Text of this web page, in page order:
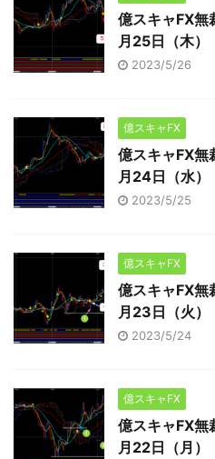
億スキャFX
月25日（木）
2023/5/26
億スキャFX
億スキャFX
月24日（水）
2023/5/25
億スキャFX
億スキャFX
月23日（火）
2023/5/24
億スキャFX
億スキャFX
月22日（月）